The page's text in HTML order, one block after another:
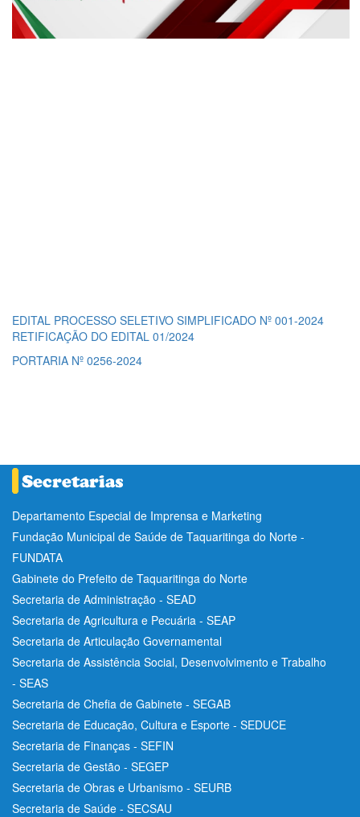
EDITAL PROCESSO SELETIVO SIMPLIFICADO Nº 001-2024
RETIFICAÇÃO DO EDITAL 01/2024
PORTARIA Nº 0256-2024
Departamento Especial de Imprensa e Marketing
Fundação Municipal de Saúde de Taquaritinga do Norte -
FUNDATA
Gabinete do Prefeito de Taquaritinga do Norte
Secretaria de Administração - SEAD
Secretaria de Agricultura e Pecuária - SEAP
Secretaria de Articulação Governamental
Secretaria de Assistência Social, Desenvolvimento e Trabalho
- SEAS
Secretaria de Chefia de Gabinete - SEGAB
Secretaria de Educação, Cultura e Esporte - SEDUCE
Secretaria de Finanças - SEFIN
Secretaria de Gestão - SEGEP
Secretaria de Obras e Urbanismo - SEURB
Secretaria de Saúde - SECSAU